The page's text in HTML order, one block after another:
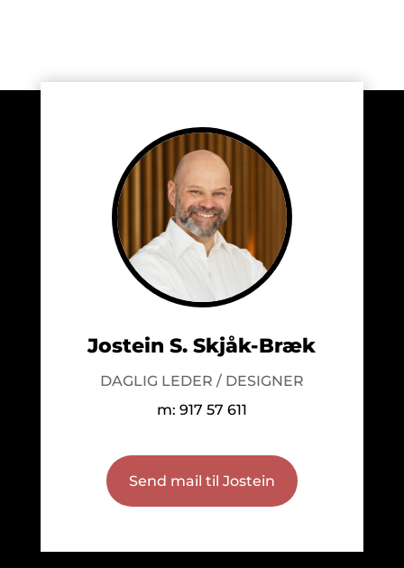
Jostein S. Skjåk-Bræk
DAGLIG LEDER / DESIGNER
m: 917 57 611
Send mail til Jostein